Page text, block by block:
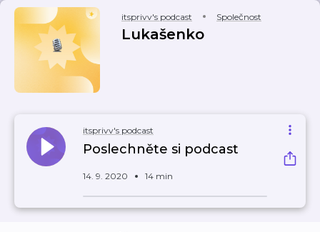
itsprivv's podcast Společnost
Lukašenko
itsprivv's podcast
Poslechněte si podcast
14. 9. 2020 14 min